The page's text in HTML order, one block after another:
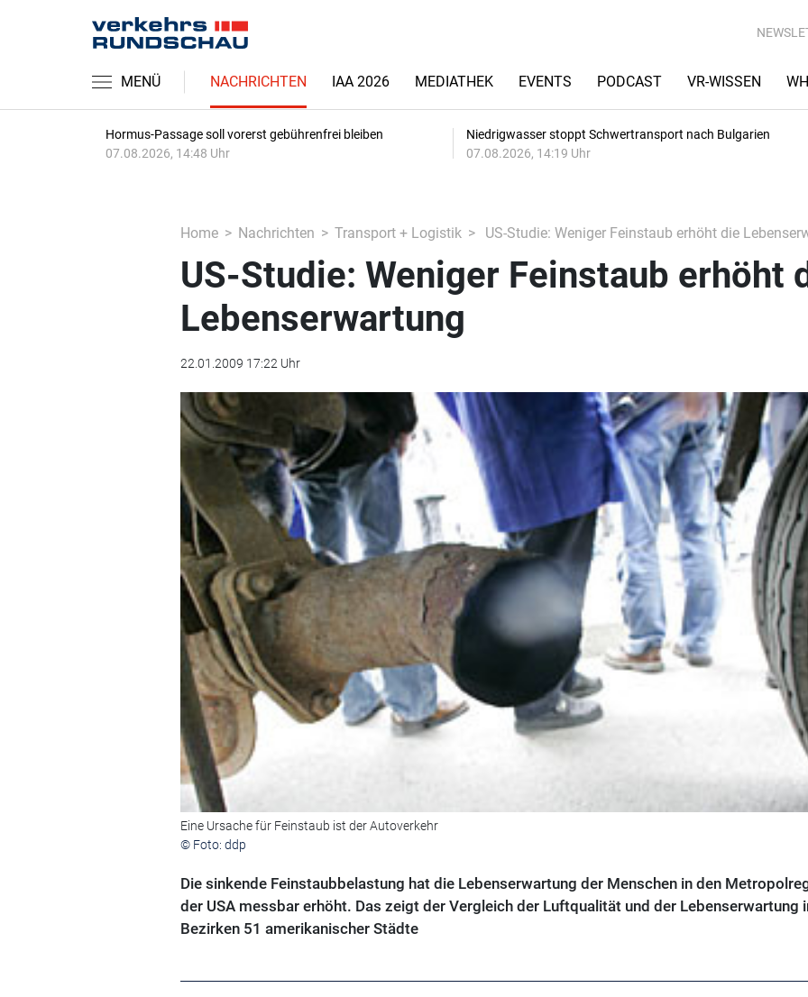
MENÜ NACHRICHTEN IAA 2026 MEDIATHEK EVENTS PODCAST VR-WISSEN
Hormus-Passage soll vorerst gebührenfrei bleiben
07.08.2026, 14:48 Uhr
Niedrigwasser stoppt Schwertransport nach Bulgarien
07.08.2026, 14:19 Uhr
Home Nachrichten Transport + Logistik US-Studie: Weniger Feinstaub erhöht die
US-Studie: Weniger Feinstaub erhöht
Lebenserwartung
22.01.2009 17:22 Uhr
Eine Ursache für Feinstaub ist der Autoverkehr
© Foto: ddp
Die sinkende Feinstaubbelastung hat die Lebenserwartung der Menschen in den
der USA messbar erhöht. Das zeigt der Vergleich der Luftqualität und der Lebenserwartung
Bezirken 51 amerikanischer Städte